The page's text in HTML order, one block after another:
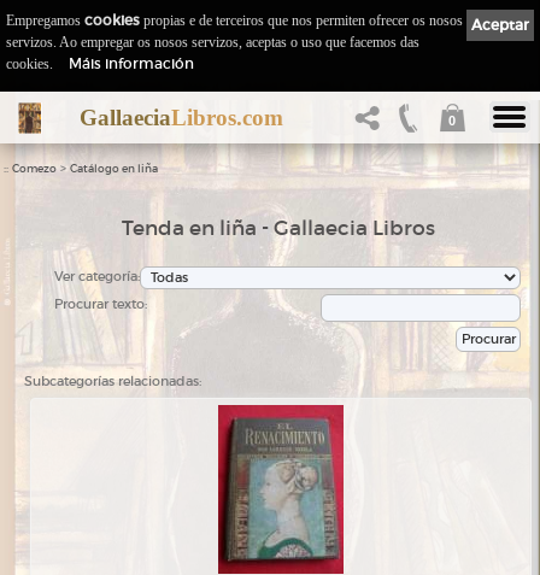
GallaeciaLibros.com 0
:: Comezo > Catálogo en liña
Tenda en liña - Gallaecia Libros
Ver categoría:
Procurar texto:
Subcategorías relacionadas:
Aceptar
Empregamos cookies propias e de terceiros que nos permiten ofrecer os nosos
servizos. Ao empregar os nosos servizos, aceptas o uso que facemos das
cookies.
Máis información